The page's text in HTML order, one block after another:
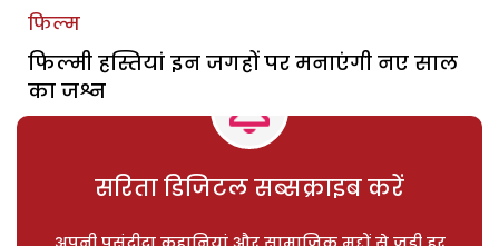
फिल्म
फिल्मी हस्तियां इन जगहों पर मनाएंगी नए साल
का जश्न
सरिता डिजिटल सब्सक्राइब करें